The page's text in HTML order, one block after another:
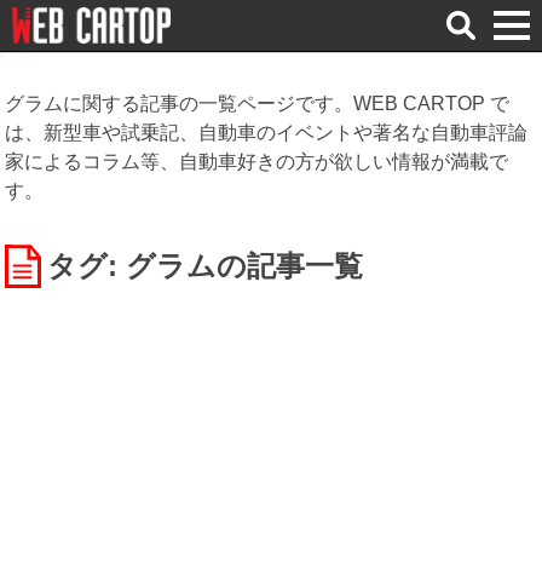
検
索
グラムに関する記事の一覧ページです。WEB CARTOP で
は、新型車や試乗記、自動車のイベントや著名な自動車評論
家によるコラム等、自動車好きの方が欲しい情報が満載で
す。
タグ: グラムの記事一覧